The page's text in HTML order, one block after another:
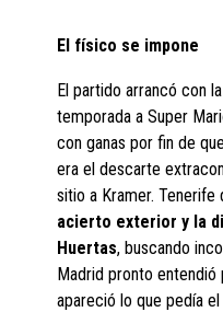
El físico se impone
El partido arrancó con
temporada a Super
con ganas por fin de
era el descarte
sitio a Kramer.
acierto exterior y la
Huertas, buscando
Madrid pronto entendió
apareció lo que pedía el